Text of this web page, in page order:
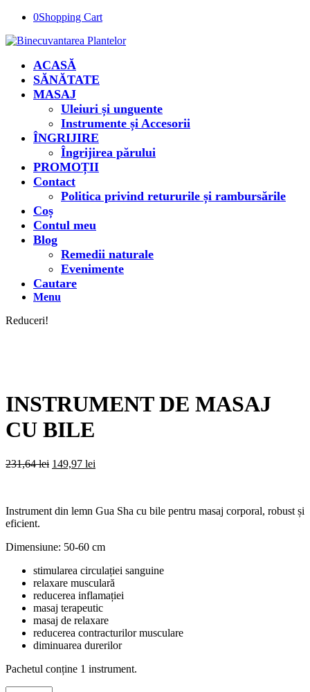
0Shopping Cart
ACASĂ
SĂNĂTATE
MASAJ
Uleiuri și unguente
Instrumente și Accesorii
ÎNGRIJIRE
Îngrijirea părului
PROMOȚII
Contact
Politica privind retururile și rambursările
Coș
Contul meu
Blog
Remedii naturale
Evenimente
Cautare
Menu
Reduceri!
INSTRUMENT DE MASAJ
CU BILE
231,64lei Prețul
231,64 lei.
149,97 lei
Instrument din lemn Gua Sha cu bile pentru masaj corporal, robust și
eficient.
Dimensiune: 50-60 cm
stimularea circulației sanguine
relaxare musculară
reducerea inflamației
masaj terapeutic
masaj de relaxare
reducerea contracturilor musculare
diminuarea durerilor
Pachetul conține 1 instrument.